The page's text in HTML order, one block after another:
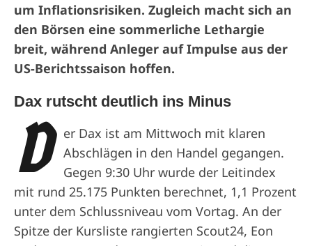
um Inflationsrisiken. Zugleich macht sich an
den Börsen eine sommerliche Lethargie
breit, während Anleger auf Impulse aus der
US-Berichtssaison hoffen.
Dax rutscht deutlich ins Minus
D
er Dax ist am Mittwoch mit klaren
Abschlägen in den Handel gegangen.
Gegen 9:30 Uhr wurde der Leitindex
mit rund 25.175 Punkten berechnet, 1,1 Prozent
unter dem Schlussniveau vom Vortag. An der
Spitze der Kursliste rangierten Scout24, Eon